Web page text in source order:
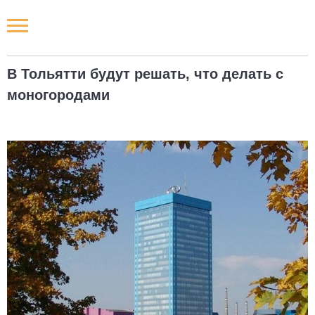
В Тольятти будут решать, что делать с
моногородами
Новости РФ
Наши мероприятия
Статьи